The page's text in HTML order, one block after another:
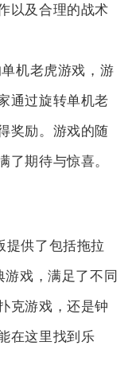
以及合理的战术
机老虎游戏，游
通过旋转单机老
奖励。游戏的随
了期待与惊喜。
提供了包括拖拉
戏，满足了不同
克游戏，还是钟
在这里找到乐